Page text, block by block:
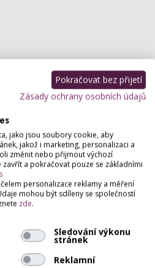
Pokračovat bez přijetí
Zásady ochrany osobních údajů
jako jsou soubory cookie, aby
jakož i marketing, personalizaci a
změnit nebo přijmout výchozí
a pokračovat pouze se základními
personalizace reklamy a měření
mohou být sdíleny se společností
zde.
Sledování výkonu
stránek
Reklamní